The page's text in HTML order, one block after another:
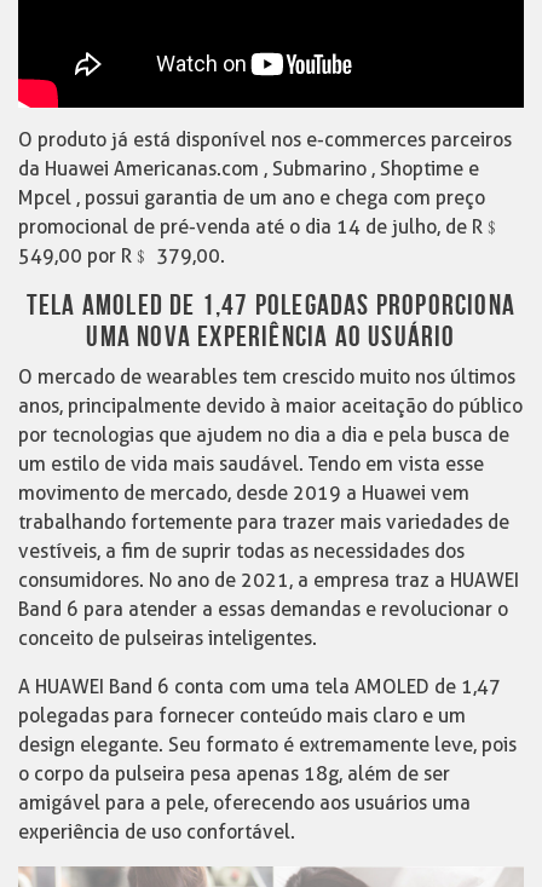
O produto já está disponível nos e-commerces parceiros
da Huawei Americanas.com , Submarino , Shoptime e
Mpcel , possui garantia de um ano e chega com preço
promocional de pré-venda até o dia 14 de julho, de R﹩
549,00 por R﹩ 379,00.
TELA AMOLED DE 1,47 POLEGADAS PROPORCIONA
UMA NOVA EXPERIÊNCIA AO USUÁRIO
O mercado de wearables tem crescido muito nos últimos
anos, principalmente devido à maior aceitação do público
por tecnologias que ajudem no dia a dia e pela busca de
um estilo de vida mais saudável. Tendo em vista esse
movimento de mercado, desde 2019 a Huawei vem
trabalhando fortemente para trazer mais variedades de
vestíveis, a fim de suprir todas as necessidades dos
consumidores. No ano de 2021, a empresa traz a HUAWEI
Band 6 para atender a essas demandas e revolucionar o
conceito de pulseiras inteligentes.
A HUAWEI Band 6 conta com uma tela AMOLED de 1,47
polegadas para fornecer conteúdo mais claro e um
design elegante. Seu formato é extremamente leve, pois
o corpo da pulseira pesa apenas 18g, além de ser
amigável para a pele, oferecendo aos usuários uma
experiência de uso confortável.